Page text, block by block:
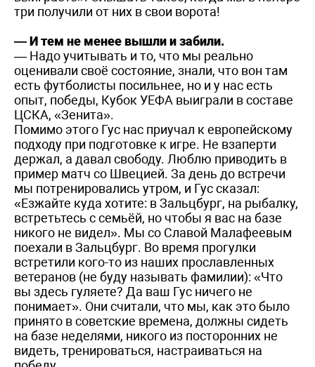
три получили от них в свои ворота!
— И тем не менее вышли и забили.
— Надо учитывать и то, что мы реально
оценивали своё состояние, знали, что вон там
есть футболисты посильнее, но и у нас есть
опыт, победы, Кубок УЕФА выиграли в составе
ЦСКА, «Зенита».
Помимо этого Гус нас приучал к европейскому
подходу при подготовке к игре. Не взаперти
держал, а давал свободу. Люб­лю приводить в
пример матч со Швецией. За день до встречи
мы потренировались утром, и Гус сказал:
«Езжайте куда хотите: в Зальцбург, на рыбалку,
встретьтесь с семьёй, но чтобы я вас на базе
никого не видел». Мы со Славой Малафеевым
поехали в Зальцбург. Во время прогулки
встретили кого-то из наших прославленных
ветеранов (не буду называть фамилии): «Что
вы здесь гуляете? Да ваш Гус ничего не
понимает». Они считали, что мы, как это было
принято в советские времена, должны сидеть
на базе неделями, никого из посторонних не
видеть, тренироваться, настраиваться на